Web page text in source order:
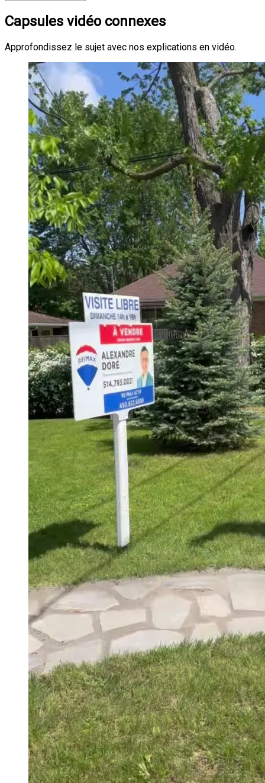
Capsules vidéo connexes
Approfondissez le sujet avec nos explications en vidéo.